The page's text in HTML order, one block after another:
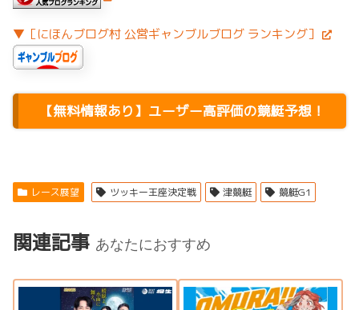
▼［にほんブログ村 公営ギャンブルブログ ランキング］
【無料情報あり】ユーザー高評価の競艇予想！
レース展望 ツッキー王座決定戦 津競艇 競艇G1
関連記事 あなたにおすすめ